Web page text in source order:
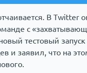
В Twitter
с
тестовый запуск
и заявил, что на